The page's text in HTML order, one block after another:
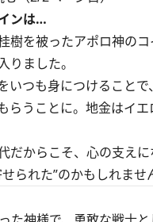
ンは…
樹を被ったアポロ神の
りました。
つも身につけること
らうことに。地金はイ
だからこそ、心の支え
られた”のかもしれませ